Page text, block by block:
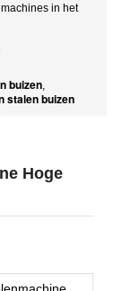
in het
buizen,
stalen buizen
Hoge